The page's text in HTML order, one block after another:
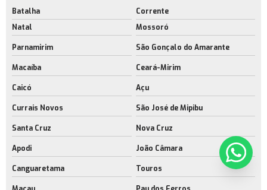
Batalha
Corrente
Natal
Mossoró
Parnamirim São Gonçalo do Amarante
Macaíba Ceará-Mirim
Caicó Açu
Currais Novos São José de Mipibu
Santa Cruz Nova Cruz
Apodi João Câmara
Canguaretama Touros